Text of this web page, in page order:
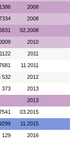
2008
2008
02.2008
2010
2011
11.2011
532 2012
373 2013
2013
03.2015
11.2015
129 2016